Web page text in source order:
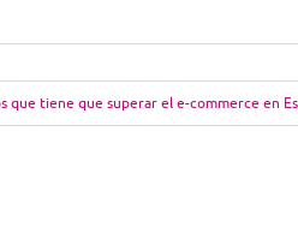
que tiene que superar el e-commerce en